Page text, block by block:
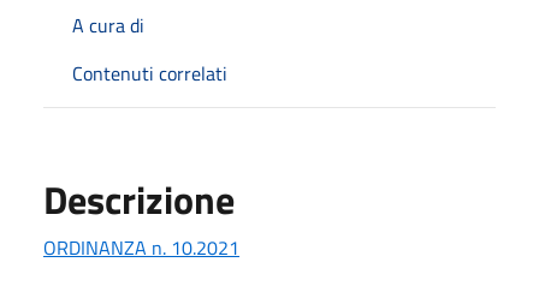
A cura di
Contenuti correlati
Descrizione
ORDINANZA n. 10.2021